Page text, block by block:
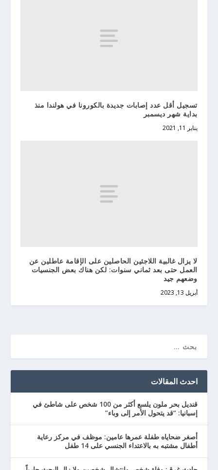
تسجيل أقل عدد إصابات جديدة بالكورونا في هولندا منذ
بداية شهر ديسمبر
يناير 11, 2021
لا يزال غالبية اللاجئين الحاصلين على الإقامة عاطلين عن
العمل حتى بعد ثماني سنوات: لكن هناك بعض الجنسيات
وضعهم جيد
أبريل 13, 2023
احدث المقالات
قنديل بحر ملون يلسع أكثر من 100 شخص على شاطئ في
إسبانيا: “قد يتحول الأمر إلى وباء”
أصغر ضحاياه طفلة عمرها عامين: موظف في مركز رعاية
أطفال مشتبه به بالاعتداء الجنسي على 14 طفل